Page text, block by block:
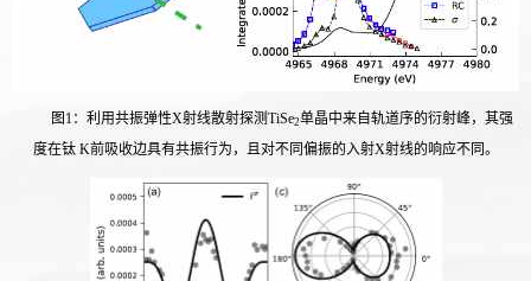
图 1：利用共振弹性X射线散射探测TiSe2单晶中来自轨道序的衍射峰，其强
度在钛K前吸收边具有共振行为，且对不同偏振的入射X射线的响应不同。